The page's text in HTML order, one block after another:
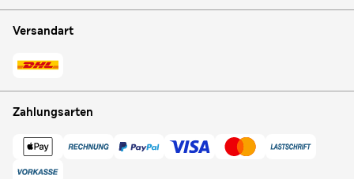
Versandart
Zahlungsarten